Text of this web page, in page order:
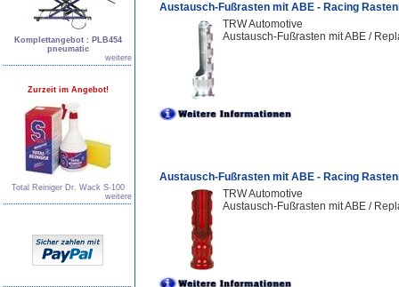
Komplettangebot : PLB454
pneumatic
weitere
Zurzeit im Angebot!
Total Reiniger Dr. Wack S-100
weitere
Austausch-Fußrasten mit ABE - Racing
TRW Automotive
Austausch-Fußrasten mit ABE /
Austausch-Fußrasten mit ABE - Racing
TRW Automotive
Austausch-Fußrasten mit ABE /